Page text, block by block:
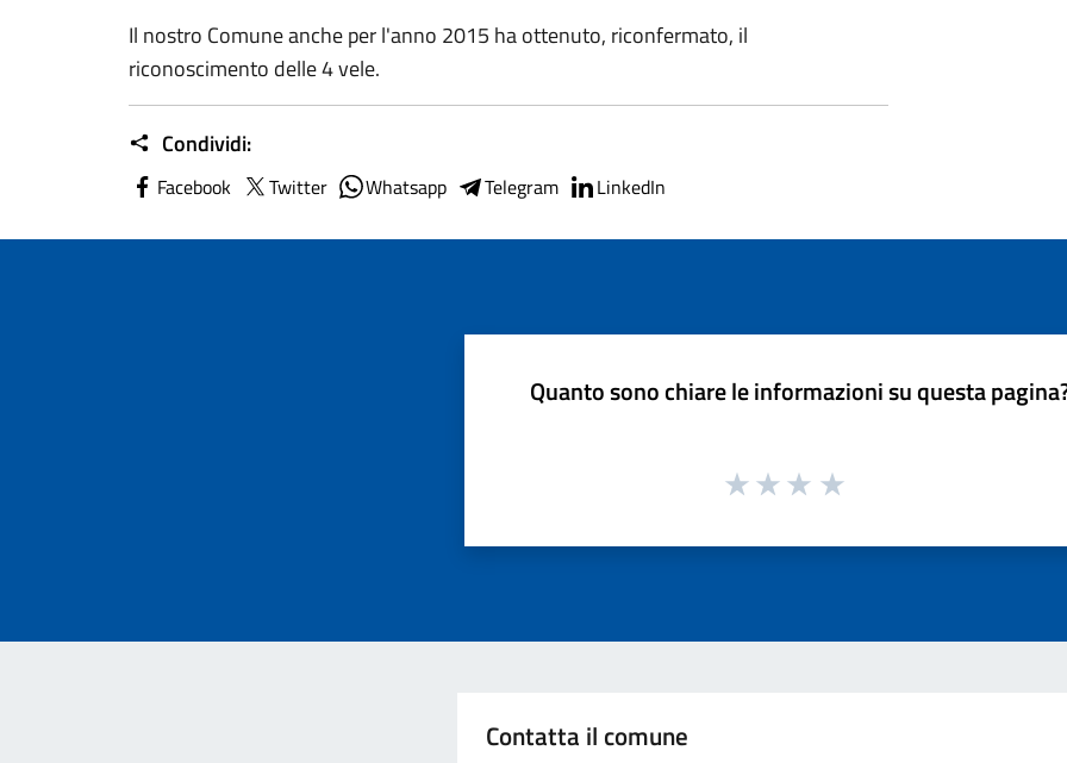
Il nostro Comune anche per l'anno 2015 ha ottenuto, riconfermato, il
riconoscimento delle 4 vele.
Condividi:
Facebook Twitter Whatsapp Telegram LinkedIn
Quanto sono chiare le informazioni su questa
Contatta il comune